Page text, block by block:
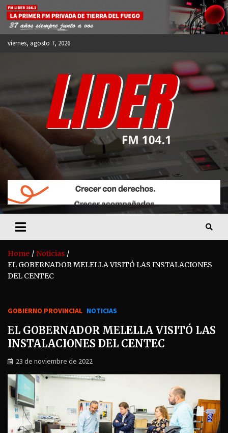
Skip
content
viernes, agosto 7, 2026
FM LIDER 104.1
Home
Noticias
EL GOBERNADOR MELELLA VISITÓ LAS INSTALACIONES
DEL CENTEC
GOBIERNO PROVINCIAL NOTICIAS
EL GOBERNADOR MELELLA VISITÓ LAS
INSTALACIONES DEL CENTEC
23 de noviembre de 2022